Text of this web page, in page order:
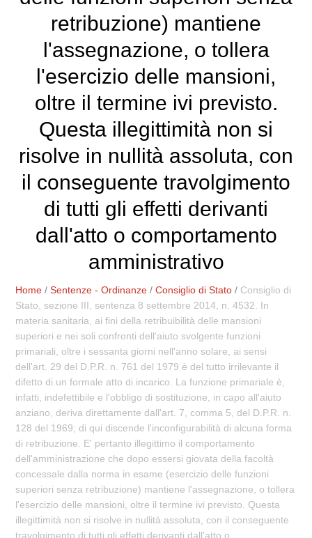
retribuzione) mantiene
l'assegnazione, o tollera
l'esercizio delle mansioni,
oltre il termine ivi previsto.
Questa illegittimità non si
risolve in nullità assoluta, con
il conseguente travolgimento
di tutti gli effetti derivanti
dall'atto o comportamento
amministrativo
Home /Sentenze - Ordinanze /Consiglio di Stato / Consiglio di
Stato, sezione III, sentenza 8 settembre 2014, n. 4532. In
materia sanitaria, ai fini della retribuibilità delle mansioni
superiori e nei soli confronti dell'aiuto svolgente funzioni
primariali, oltre i sessanta giorni nell'anno solare, ai sensi
dell'art. 29 del D.P.R. n. 761 del 1979 è del tutto irrilevante il
difetto di un formale atto di incarico. La funzione primariale è,
infatti, indefettibile e l'obbligo di sostituzione, in capo all'aiuto
anziano, deriva direttamente dall'art. 7, comma 5, del D.P.R. n.
128 del 1969; di qui discende l'inconfigurabilità di alcuna forma
di retribuzione. E' pertanto illegittimo il comportamento
dell'amministrazione che dopo essersi giovata della facoltà
concessale dalla norma in esame (esercizio delle funzioni
superiori senza retribuzione) mantiene l'assegnazione, o tollera
l'esercizio delle mansioni, oltre il termine ivi previsto. Questa
illegittimità non si risolve in nullità assoluta, con il conseguente
travolgimento di tutti gli effetti derivanti dall'atto o